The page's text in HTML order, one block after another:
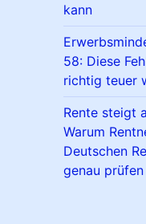
kann
58: Diese
richtig teuer
Rente steigt
Warum
Deutschen
genau